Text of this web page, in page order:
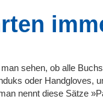
sehen, ob alle
oder Handgloves,
nennt diese Sätze